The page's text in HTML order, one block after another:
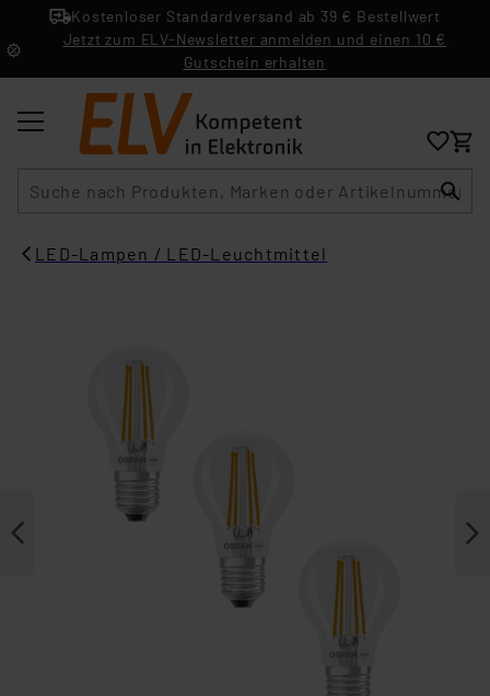
Kostenloser Standardversand ab 39 € Bestellwert
Jetzt zum ELV-Newsletter anmelden und einen 10 €
Gutschein erhalten
LED-Lampen / LED-Leuchtmittel